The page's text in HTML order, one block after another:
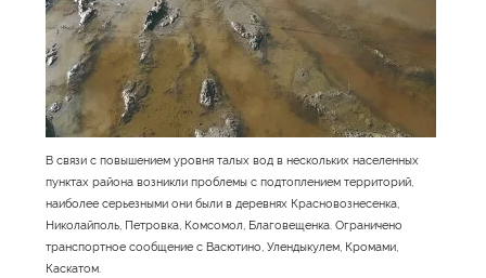
В связи с повышением уровня талых вод в нескольких населенных
пунктах района возникли проблемы с подтоплением территорий,
наиболее серьезными они были в деревнях Красновознесенка,
Николайполь, Петровка, Комсомол, Благовещенка. Ограничено
транспортное сообщение с Васютино, Улендыкулем, Кромами,
Каскатом.